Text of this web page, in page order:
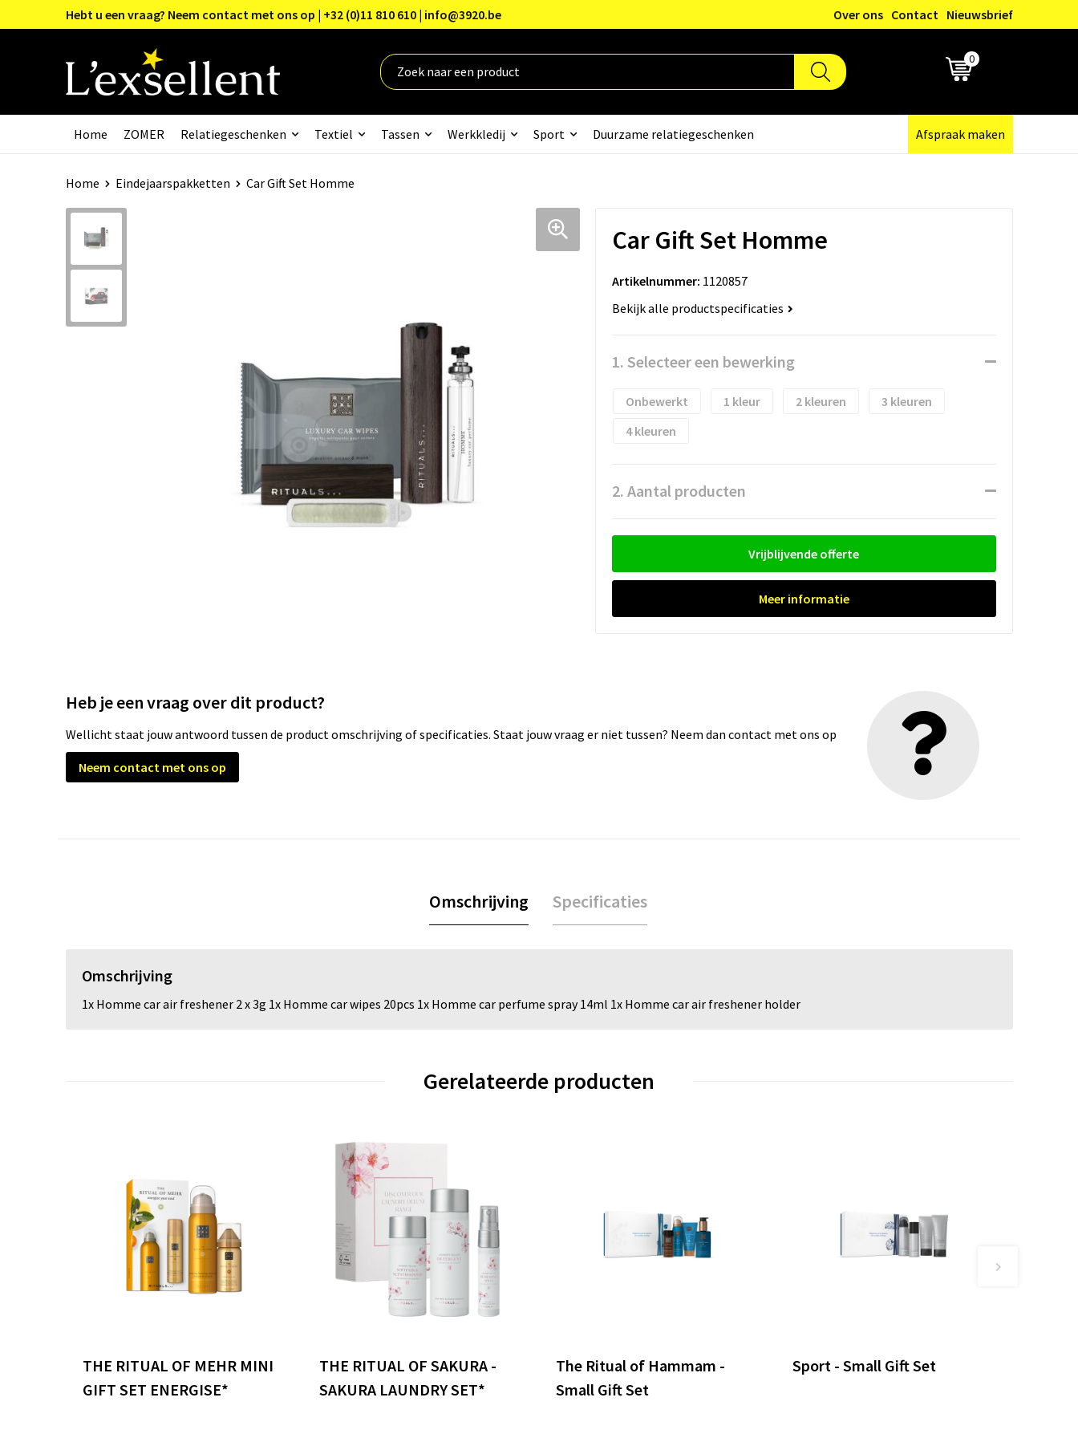
Hebt u een vraag? Neem contact met ons op | +32 (0)11 810 610 | info@3920.be Over ons Contact Nieuwsbrief
0
Home ZOMER Relatiegeschenken Textiel Tassen Werkkledij Sport Duurzame relatiegeschenken Afspraak maken
Home Eindejaarspakketten Car Gift Set Homme
Car Gift Set Homme
Artikelnummer: 1120857
Bekijk alle productspecificaties
1. Selecteer een bewerking
Onbewerkt 1 2
3
4
2. Aantal producten
Vrijblijvende offerte
Meer informatie
Heb je een vraag over dit product?
Wellicht staat jouw antwoord tussen de product omschrijving of specificaties. Staat jouw vraag er niet tussen? Neem dan contact met ons op
Neem contact met ons op
Omschrijving Specificaties
Omschrijving
1x Homme car air freshener 2 x 3g 1x Homme car wipes 20pcs 1x Homme car perfume spray 14ml 1x Homme car air freshener holder
Gerelateerde producten
THE RITUAL OF MEHR MINI
GIFT SET ENERGISE*
THE RITUAL OF SAKURA -
SAKURA LAUNDRY SET*
The Ritual of Hammam -
Small Gift Set
Sport - Small Gift Set